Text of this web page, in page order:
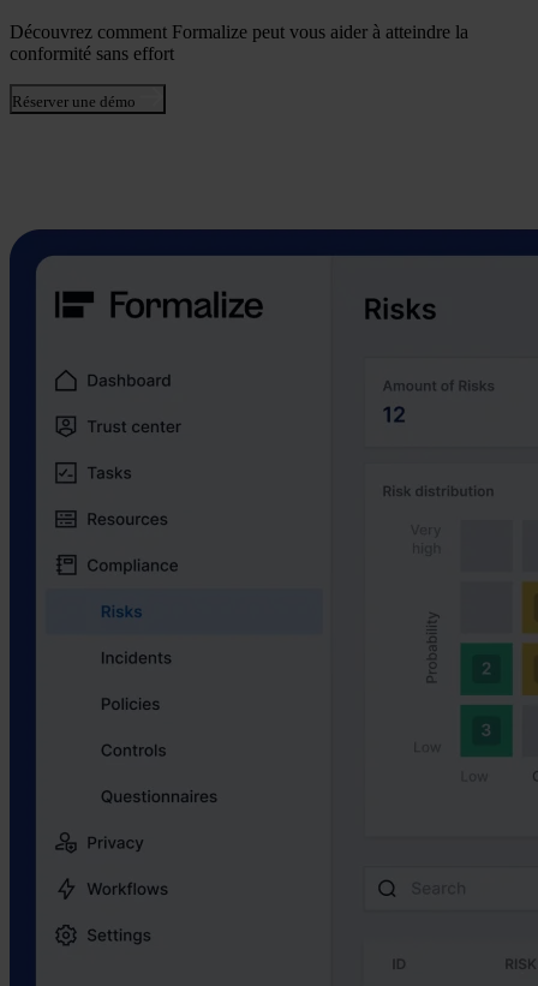
Découvrez comment Formalize peut vous aider à atteindre la
conformité sans effort
Réserver une démo